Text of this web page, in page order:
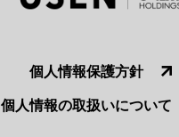
個人情報保護方針
個人情報の取扱いについて